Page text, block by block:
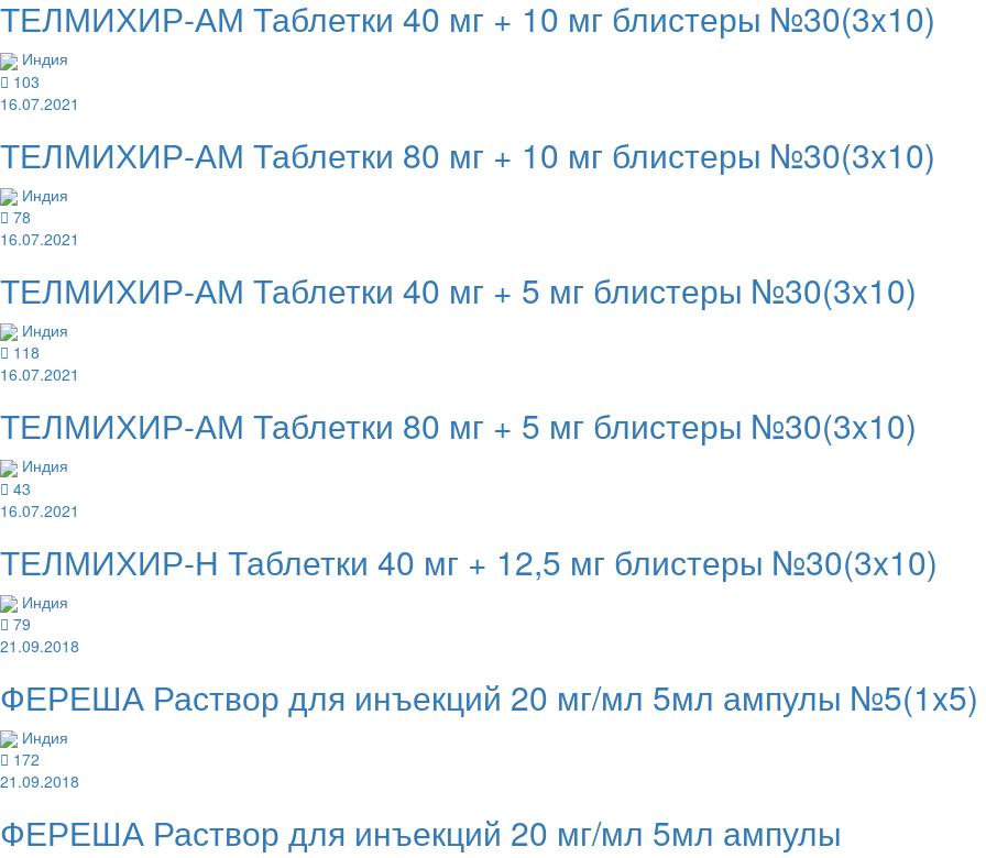
ТЕЛМИХИР-АМ Таблетки 40 мг + 10 мг блистеры №30(3x10)
Индия
103
16.07.2021
ТЕЛМИХИР-АМ Таблетки 80 мг + 10 мг блистеры №30(3x10)
Индия
78
16.07.2021
ТЕЛМИХИР-АМ Таблетки 40 мг + 5 мг блистеры №30(3x10)
Индия
118
16.07.2021
ТЕЛМИХИР-АМ Таблетки 80 мг + 5 мг блистеры №30(3x10)
Индия
43
16.07.2021
ТЕЛМИХИР-Н Таблетки 40 мг + 12,5 мг блистеры №30(3x10)
Индия
79
21.09.2018
ФЕРЕША Раствор для инъекций 20 мг/мл 5мл ампулы №5(1x5)
Индия
172
21.09.2018
ФЕРЕША Раствор для инъекций 20 мг/мл 5мл ампулы